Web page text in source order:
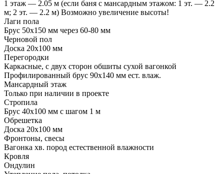
1 этаж — 2.05 м (если баня с мансардным этажом: 1 эт. — 2.2
м; 2 эт. — 2.2 м) Возможно увеличение высоты!
Лаги пола
Брус 50х150 мм через 60-80 мм
Черновой пол
Доска 20х100 мм
Перегородки
Каркасные, с двух сторон обшиты сухой вагонкой
Профилированный брус 90х140 мм ест. влаж.
Мансардный этаж
Только при наличии в проекте
Стропила
Брус 40х100 мм с шагом 1 м
Обрешетка
Доска 20х100 мм
Фронтоны, свесы
Вагонка хв. пород естественной влажности
Кровля
Ондулин